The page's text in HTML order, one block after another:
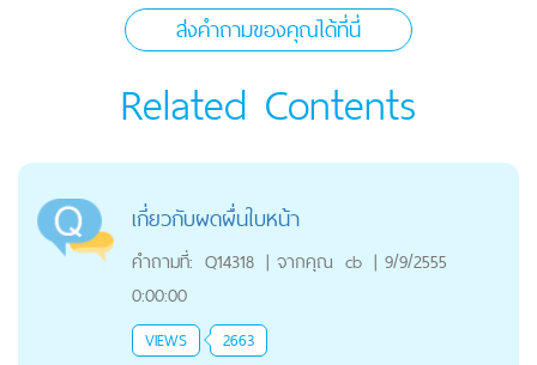
ส่งคำถามของคุณได้ที่นี่
Related Contents
เกี่ยวกับผดผื่นใบหน้า
คำถามที่: Q14318 | จากคุณ cb | 9/9/2555
0:00:00
VIEWS 2663